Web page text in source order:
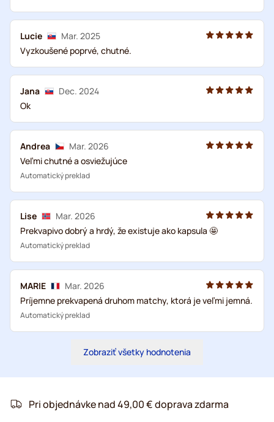
Lucie
Mar. 2025
Vyzkoušené poprvé, chutné.
Jana
Dec. 2024
Ok
Andrea
Mar. 2026
Veľmi chutné a osviežujúce
Automatický preklad
Lise
Mar. 2026
Prekvapivo dobrý a hrdý, že existuje ako kapsula 🤩
Automatický preklad
MARIE
Mar. 2026
Príjemne prekvapená druhom matchy, ktorá je veľmi jemná.
Automatický preklad
Zobraziť všetky hodnotenia
Pri objednávke nad 49,00 € doprava zdarma